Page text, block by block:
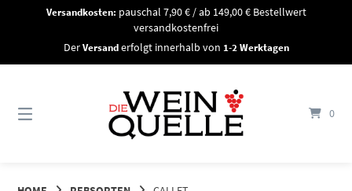
Versandkosten: pauschal 7,90 € / ab 149,00 € Bestellwert
versandkostenfrei
DerVersanderfolgt innerhalb von 1-2 Werktagen
0